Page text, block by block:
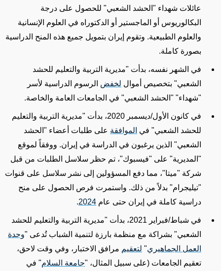
عائلات شهداء "الحشد الشعبي" للحصول على درجة
البكالوريوس أو الماجستير أو الدكتوراه في العلوم الإنسانية
والعلوم الطبيعية. وتقوم إيران بتمويل جميع هذه المنح الدراسية
بصورة كاملة.
في الشهر نفسه، بدأت "مديرية التربية والتعليم للحشد
الشعبي" بتخصيص أموال لخفض الرسوم الدراسية لأسر
"شهداء" "الحشد الشعبي" في الجامعات العامة والخاصة.
في كانون الأول/ديسمبر 2020، بدأت "مديرية التربية والتعليم
للحشد الشعبي" في الموافقة على طلبات أعضاء "الحشد
الشعبي" الذين يرغبون في الدراسة في إيران. ووفقاً لموقع
"المديرية" على "فيسبوك"، تم حظر سلاسل الطلبات من قبل
شركة "ميتا"، مما دفع المسؤولين إلى نشر سلاسل على قنوات
"تيليجرام" بدلاً من ذلك. واستمرت فرص الحصول على منح
دراسية كاملة في إيران حتى عام 2024
.
في شباط/فبراير 2021، بدأت "مديرية التربية والتعليم للحشد
الشعبي" بشراكة مع منظمة بارزة لتنمية الشباب تُدعى "وحدة
العمل الجماهيري" لتعقيم مرافق الاختبار، وفي وقت لاحق،
تعقيم الجامعات (على سبيل المثال، "جامعة السلام" في